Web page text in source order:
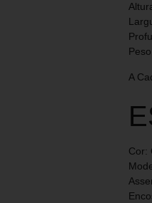
A
Cor: